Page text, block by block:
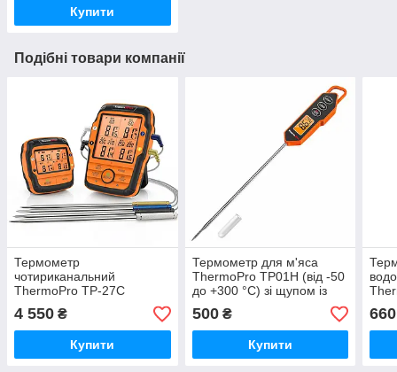
Купити
Подібні товари компанії
Термометр
чотириканальний
ThermoPro TP-27C
(-10.+300 °C) до 150 м
4 550 ₴
Купити
Термометр для м'яса
ThermoPro TP01H (від -50
до +300 °C) зі щупом із
нержавіючої сталі
500₴
Купити
(-
660